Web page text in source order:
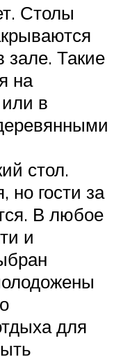
Столы
зале. Такие
на
в
стол.
но гости за
В любое
и
для